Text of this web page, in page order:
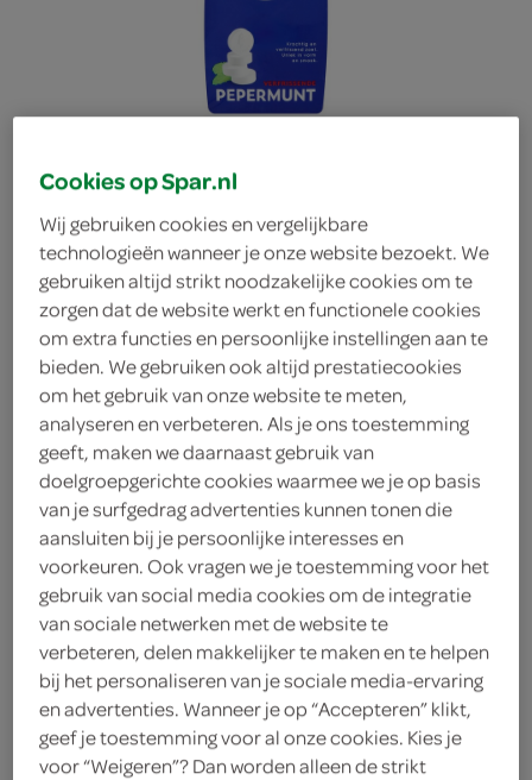
Wilhelmina pepermunt
vegan
Wilhelmina
1.
69
200 Gram
Let op: aanbiedingen zijn niet zichtbaar bij de
producten, maar worden wél automatisch
verwerkt in de winkelmand.
Cookies op Spar.nl
Wij gebruiken cookies en vergelijkbare
technologieën wanneer je onze website bezoekt. We
gebruiken altijd strikt noodzakelijke cookies om te
zorgen dat de website werkt en functionele cookies
om extra functies en persoonlijke instellingen aan te
bieden. We gebruiken ook altijd prestatiecookies
om het gebruik van onze website te meten,
analyseren en verbeteren. Als je ons toestemming
geeft, maken we daarnaast gebruik van
doelgroepgerichte cookies waarmee we je op basis
van je surfgedrag advertenties kunnen tonen die
aansluiten bij je persoonlijke interesses en
voorkeuren. Ook vragen we je toestemming voor het
gebruik van social media cookies om de integratie
van sociale netwerken met de website te
verbeteren, delen makkelijker te maken en te helpen
bij het personaliseren van je sociale media-ervaring
en advertenties. Wanneer je op “Accepteren” klikt,
geef je toestemming voor al onze cookies. Kies je
voor “Weigeren”? Dan worden alleen de strikt